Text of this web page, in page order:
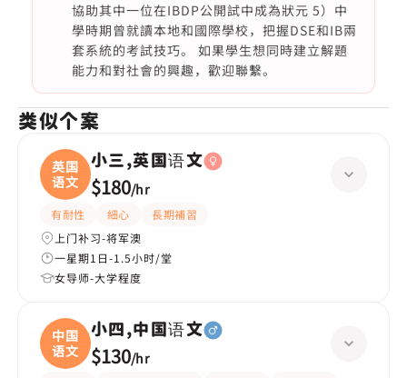
協助其中一位在IBDP公開試中成為狀元 5）中
學時期曾就讀本地和國際學校，把握DSE和IB兩
套系統的考試技巧。 如果學生想同時建立解題
能力和對社會的興趣，歡迎聯繫。
类似个案
英国
语文
小三,英国语文
$180/hr
有耐性 細心
長期補習
上门补习-将军澳
一星期1日-1.5小时/堂
女导师-大学程度
中国
语文
小四,中国语文
$130/hr